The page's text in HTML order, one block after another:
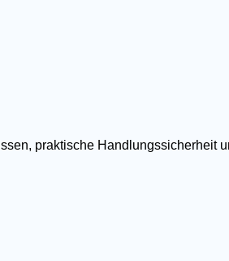
praktische